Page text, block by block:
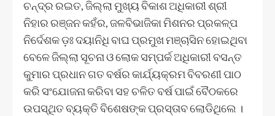
ଚନ୍ଦ୍ର ରଇତ, ଜିଲ୍ଲା ମୁଖ୍ୟ ବିକାଶ ଅଧିକାରୀ ଶ୍ରୀ
ନିହାର ରଞ୍ଜନ କହଁର, ଜଳବିଭାଜିକା ମିଶନର ପ୍ରକଳ୍ପ
ନିର୍ଦେଶକ ଡ଼ଃ ଦୟାନିଧି ବାଘ ପ୍ରମୁଖ ମଞ୍ଚାସିନ ହୋଇଥିବା
ବେଳେ ଜିଲ୍ଲା ସୂଚନା ଓ ଲୋକ ସମ୍ପର୍କ ଅଧିକାରୀ ବସନ୍ତ
କୁମାର ପ୍ରଧାନ ଗତ ବର୍ଷର କାର୍ଯ୍ୟକ୍ରମ ବିବରଣୀ ପାଠ
କରି ସଂଯୋଜନା କରିବା ସହ ଚଳିତ ବର୍ଷ ପାଇଁ ବୈଠକରେ
ଉପସ୍ଥିତ ବ୍ୟକ୍ତି ବିଶେଷଙ୍କ ପ୍ରସ୍ତାବ ଲୋଡିଥିଲେ ।